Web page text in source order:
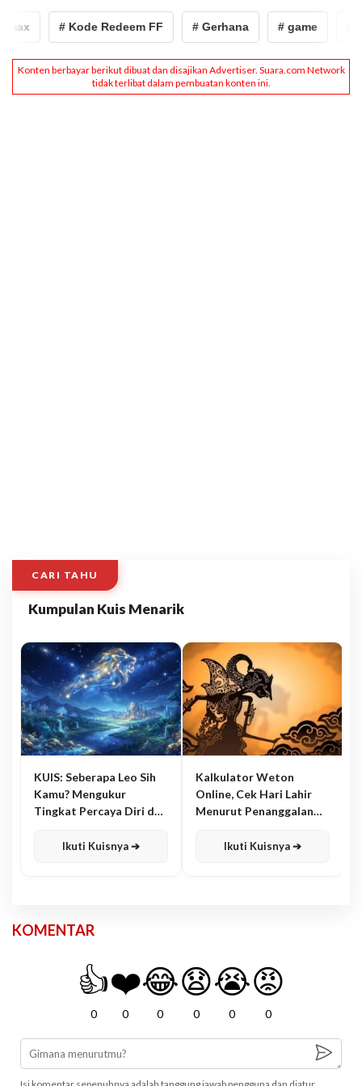
# Kode Redeem FF # Gerhana # game
CARI TAHU
Kumpulan Kuis Menarik
KUIS: Seberapa Leo Sih
Kamu? Mengukur
Tingkat Percaya Diri dan
Ikuti Kuisnya ➔
Kalkulator Weton
Online, Cek Hari Lahir
Menurut Penanggalan
Ikuti Kuisnya ➔
KOMENTAR
👍
0
❤️
0
😂
0
😧
0
😭
0
😡
0